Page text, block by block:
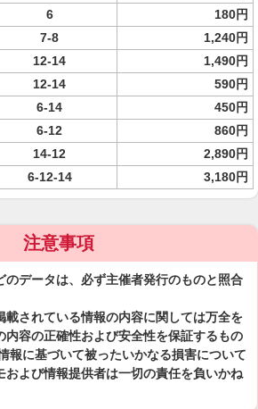
6
180円
7-8
1,240円
12-14 1,490円
12-14
590円
6-14
450円
6-12
860円
14-12
2,890円
6-12-14 3,180円
注意事項
のデータは、必ず主催者発行のものと照合
載されている情報の内容に関しては万全を
内容の正確性および安全性を保証するもの
報に基づいて被ったいかなる損害について
および情報提供者は一切の責任を負いかね